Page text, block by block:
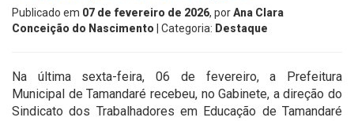
Publicado em 07 de fevereiro de 2026, porAna Clara
Conceição do Nascimento | Categoria: Destaque
Na última sexta-feira, 06 de fevereiro, a Prefeitura
Municipal de Tamandaré recebeu, no Gabinete, a direção do
Sindicato dos Trabalhadores em Educação de Tamandaré